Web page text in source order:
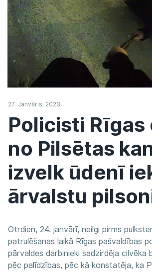
27. Janvāris, 2023
Policisti Rīgas
no Pilsētas
izvelk ūdenī
ārvalstu
Otrdien, 24. janvārī, neilgi pirms
patrulēšanas laikā Rīgas pašvaldības
pārvaldes darbinieki sadzirdēja cilvēka
pēc palīdzības, pēc kā konstatēja, ka